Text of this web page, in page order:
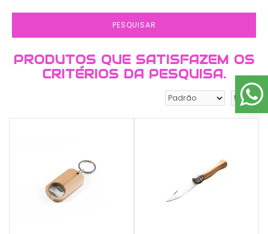
PESQUISAR
PRODUTOS QUE SATISFAZEM OS
CRITÉRIOS DA PESQUISA.